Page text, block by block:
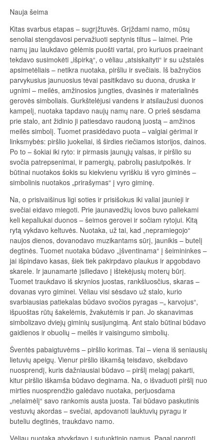
Nauja šeima
Kitas svarbus etapas – sugrįžtuvės. Grįždami namo, mūsų
senoliai stengdavosi pervažiuoti septynis tiltus – laimei. Prie
namų jau laukdavo gėlėmis puošti vartai, pro kuriuos praeinant
tekdavo susimokėti „išpirką“, o vėliau „atsiskaityti“ ir su užstalės
apsimetėliais – netikra nuotaka, piršliu ir svečiais. Iš bažnyčios
parvykusius jaunuosius tėvai pasitikdavo su duona, druska ir
ugnimi – meilės, amžinosios jungties, dvasinės ir materialinės
gerovės simboliais. Gurkštelėjusi vandens ir atsilaužusi duonos
kampelį, nuotaka tapdavo naujų namų nare. O prieš sėsdama
prie stalo, ant židinio ji patiesdavo raudoną juostą – amžinos
meilės simbolį. Tuomet prasidėdavo puota – valgiai gėrimai ir
linksmybės: piršlio juokeliai, iš širdies riečiamos istorijos, dainos.
Po to – šokiai iki ryto: ir pirmasis jaunųjų valsas, ir piršlio su
svočia patrepsenimai, ir pamergių, pabrolių pasiutpolkės. Ir
būtinai nuotakos šokis su kiekvienu vyriškiu iš vyro giminės –
simbolinis nuotakos „prirašymas“ į vyro giminę.
Na, o prisivaišinus ligi soties ir prisišokus iki valiai jaunieji ir
svečiai eidavo miegoti. Prie jaunavedžių lovos buvo paliekami
keli kepaliukai duonos – šeimos gerovei ir sočiam rytojui. Kitą
rytą vykdavo keltuvės. Nuotaka, už tai, kad „nepramiegojo“
naujos dienos, dovanodavo muzikantams sūrį, jaunikis – butelį
degtinės. Tuomet nuotaka būdavo „įšventinama“ į šeimininkes –
jai išpindavo kasas, šiek tiek pakirpdavo plaukus ir apgobdavo
skarele. Ir jaunamartė įsiliedavo į ištekėjusių moterų būrį.
Tuomet traukdavo iš skrynios juostas, rankšluosčius, skaras –
dovanas vyro giminei. Vėliau visi sėsdavo už stalo, kurio
svarbiausias patiekalas būdavo svočios pyragas –„ karvojus“,
išpuoštas rūtų šakelėmis, žvakutėmis ir pan. Jo skanavimas
simbolizavo dviejų giminių susijungimą. Ant stalo būtinai būdavo
gaidienos ir obuolių – meilės ir vaisingumo simbolių.
Šventės pabaigtuvėms – piršlio korimas. Tai – viena iš seniausių
lietuvių apeigų. Vienur piršlio iškamšą teisdavo, skelbdavo
nuosprendį, kuris dažniausiai būdavo – piršlį melagį pakarti,
kitur piršlio iškamša būdavo deginama. Na, o išvaduoti piršlį nuo
mirties nuosprendžio galėdavo nuotaka, perjuosdama
„nelaimėlį“ savo rankomis austa juosta. Tai būdavo paskutinis
vestuvių akordas – svečiai, apdovanoti lauktuvių pyragu ir
buteliu degtinės, traukdavo namo.
Vėliau nuotaka atvykdavo į sutuoktinio namus. Pagal paprotį,